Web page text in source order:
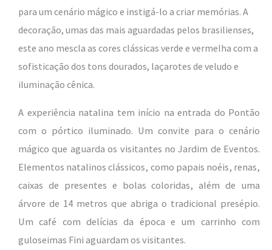
para um cenário mágico e instigá-lo a criar memórias. A
decoração, umas das mais aguardadas pelos brasilienses,
este ano mescla as cores clássicas verde e vermelha com a
sofisticação dos tons dourados, laçarotes de veludo e
iluminação cênica.
A experiência natalina tem início na entrada do Pontão
com o pórtico iluminado. Um convite para o cenário
mágico que aguarda os visitantes no Jardim de Eventos.
Elementos natalinos clássicos, como papais noéis, renas,
caixas de presentes e bolas coloridas, além de uma
árvore de 14 metros que abriga o tradicional presépio.
Um café com delícias da época e um carrinho com
guloseimas Fini aguardam os visitantes.